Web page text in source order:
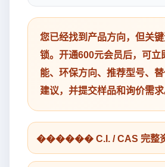
您已经找到产品方向，但关
锁。开通600元会员后，可立
能、环保方向、推荐型号、
建议，并提交样品和询价需求
������ C.I. / CAS 完整